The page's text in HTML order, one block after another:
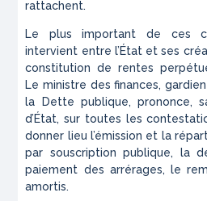
rattachent.
Le plus important de ces
intervient entre l’État et ses
constitution de rentes
Le ministre des finances,
la Dette publique, prononce,
d’État, sur toutes les
donner lieu l’émission et la
par souscription publique, la
paiement des arrérages, le
amortis.